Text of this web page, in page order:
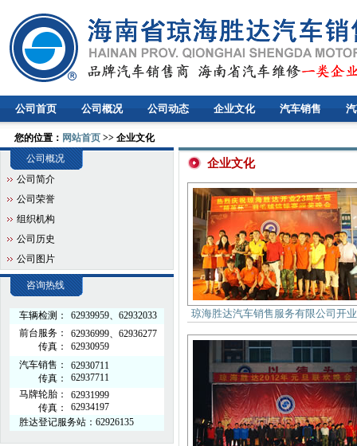
公司首页 公司概况 公司动态 企业文化 汽车销售
您的位置： 网站首页 >> 企业文化
公司概况
公司简介
公司荣誉
组织机构
公司历史
公司图片
咨询热线
车辆检测：
62939959、62932033
前台服务：
传真：
62936999、62936277
62930959
汽车销售：
传真：
62930711
62937711
马牌轮胎：
传真：
62931999
62934197
胜达登记服务站：62926135
企业文化
琼海胜达汽车销售服务有限公司开